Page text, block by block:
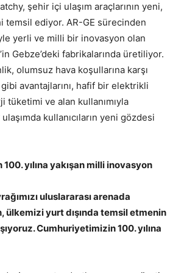
şehir içi ulaşım araçlarının yeni,
temsil ediyor. AR-GE sürecinden
yerli ve milli bir inovasyon olan
Gebze’deki fabrikalarında üretiliyor.
olumsuz hava koşullarına karşı
avantajlarını, hafif bir elektrikli
tüketimi ve alan kullanımıyla
kullanıcıların yeni gözdesi
yılına yakışan milli inovasyon
uluslararası arenada
ülkemizi yurt dışında temsil etmenin
Cumhuriyetimizin 100. yılına